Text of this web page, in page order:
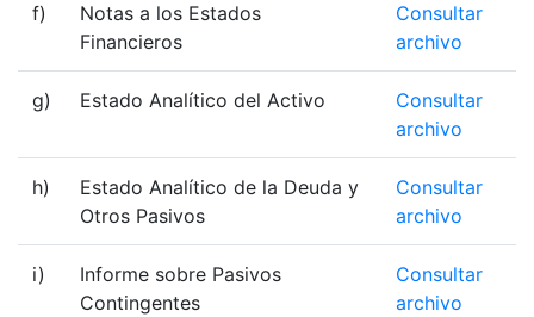
f)
Notas a los Estados
Financieros
Consultar
archivo
g) Estado Analítico del Activo
Consultar
archivo
h)
Estado Analítico de la Deuda y
Otros Pasivos
Consultar
archivo
i)
Informe sobre Pasivos
Contingentes
Consultar
archivo